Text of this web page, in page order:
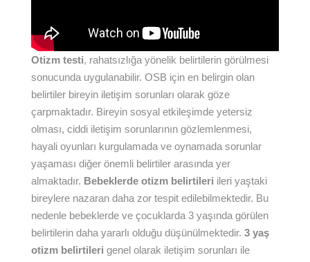
Otizm testi, rahatsızlığa yönelik belirtilerin görülmesi
sonucunda uygulanabilir. OSB için en belirgin olan
belirtiler bireyin iletişim sorunları olarak göze
çarpmaktadır. Bireyin sosyal etkileşimde yetersiz
olması, ciddi iletişim sorunlarının gözlemlenmesi,
hayali oyunları kurgulamada ve oynamada sorunlar
yaşaması diğer önemli belirtiler arasında yer
almaktadır. Bebeklerde otizm belirtileri ileri yaştaki
bireylere nazaran daha zor tespit edilebilmektedir. Bu
nedenle bebeklerde ve çocuklarda 3 yaşında görülen
belirtilerin daha yararlı olduğu düşünülmektedir. 3 yaş
otizm belirtileri genel olarak iletişim sorunları ile